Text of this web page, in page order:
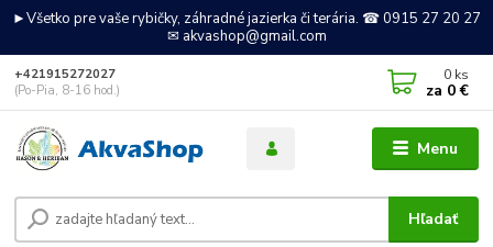
►Všetko pre vaše rybičky, záhradné jazierka či terária. ☎ 0915 27 20 27
✉ akvashop@gmail.com
Menu
Hľadať
+421915272027
(Po-Pia, 8-16 hod.)
0 ks
za 0 €